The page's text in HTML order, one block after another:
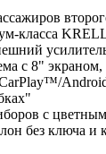
класса
с 8" экраном,
с
без ключа и